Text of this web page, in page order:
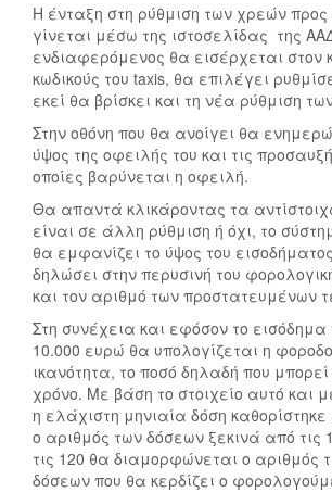
Η ένταξη στη ρύθμιση των χρεών
γίνεται μέσω της ιστοσελίδας της
ενδιαφερόμενος θα εισέρχεται στον
κωδικούς του taxis, θα επιλέγει
εκεί θα βρίσκει και τη νέα ρύθμιση
Στην οθόνη που θα ανοίγει θα
ύψος της οφειλής του και τις
οποίες βαρύνεται η οφειλή.
Θα απαντά κλικάροντας τα
είναι σε άλλη ρύθμιση ή όχι, το
θα εμφανίζει το ύψος του
δηλώσει στην περυσινή του
και τον αριθμό των προστατευμένων
Στη συνέχεια και εφόσον το εισόδημα
10.000 ευρώ θα υπολογίζεται η
ικανότητα, το ποσό δηλαδή που
χρόνο. Με βάση το στοιχείο αυτό και
η ελάχιστη μηνιαία δόση
ο αριθμός των δόσεων ξεκινά από τις
τις 120 θα διαμορφώνεται ο αριθμός
δόσεων που θα κερδίζει ο